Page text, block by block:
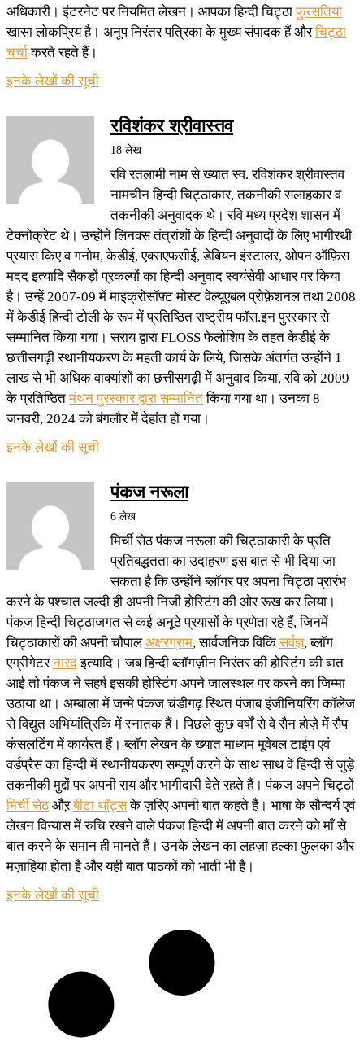
अधिकारी। इंटरनेट पर नियमित लेखन। आपका हिन्दी चिट्ठाफुरसतिया
खासा लोकप्रिय है। अनूप निरंतर पत्रिका के मुख्य संपादक हैं औरचिट्ठा
चर्चाकरते रहते हैं।
इनके लेखों की सूची
रविशंकर श्रीवास्तव
18 लेख
रवि रतलामी नाम से ख्यात स्व. रविशंकर श्रीवास्तव
नामचीन हिन्दी चिट्ठाकार, तकनीकी सलाहकार व
तकनीकी अनुवादक थे। रवि मध्य प्रदेश शासन में
टेक्नोक्रेट थे। उन्होंने लिनक्स तंत्रांशों के हिन्दी अनुवादों के लिए भागीरथी
प्रयास किए व गनोम, केडीई, एक्सएफसीई, डेबियन इंस्टालर, ओपन ऑफ़िस
मदद इत्यादि सैकड़ों प्रकल्पों का हिन्दी अनुवाद स्वयंसेवी आधार पर किया
है। उन्हें 2007-09 में माइक्रोसॉफ़्ट मोस्ट वेल्यूएबल प्रोफ़ेशनल तथा 2008
में केडीई हिन्दी टोली के रूप में प्रतिष्ठित राष्ट्रीय फॉस.इन पुरस्कार से
सम्मानित किया गया। सराय द्वारा FLOSS फेलोशिप के तहत केडीई के
छत्तीसगढ़ी स्थानीयकरण के महती कार्य के लिये, जिसके अंतर्गत उन्होंने 1
लाख से भी अधिक वाक्यांशों का छत्तीसगढ़ी में अनुवाद किया, रवि को 2009
के प्रतिष्ठितमंथन पुरस्कार द्वारा सम्मानितकिया गया था। उनका 8
जनवरी, 2024 को बंगलौर में देहांत हो गया।
इनके लेखों की सूची
पंकज नरूला
6 लेख
मिर्ची सेठ पंकज नरूला की चिट्ठाकारी के प्रति
प्रतिबद्धतता का उदाहरण इस बात से भी दिया जा
सकता है कि उन्होंने ब्लॉगर पर अपना चिट्ठा प्रारंभ
करने के पश्चात जल्दी ही अपनी निजी होस्टिंग की ओर रूख कर लिया।
पंकज हिन्दी चिट्ठाजगत से कई अनूठे प्रयासों के प्रणेता रहे हैं, जिनमें
चिट्ठाकारों की अपनी चौपालअक्षरग्राम, सार्वजनिक विकिसर्वज्ञ, ब्लॉग
एग्रीगेटरनारदइत्यादि। जब हिन्दी ब्लॉगज़ीन निरंतर की होस्टिंग की बात
आई तो पंकज ने सहर्ष इसकी होस्टिंग अपने जालस्थल पर करने का जिम्मा
उठाया था। अम्बाला में जन्मे पंकज चंडीगढ़ स्थित पंजाब इंजीनियरिंग कॉलेज
से विद्युत अभियांत्रिकि में स्नातक हैं। पिछले कुछ वर्षों से वे सैन होज़े में सैप
कंसलटिंग में कार्यरत हैं। ब्लॉग लेखन के ख्यात माध्यम मूवेबल टाईप एवं
वर्डप्रैस का हिन्दी में स्थानीयकरण सम्पूर्ण करने के साथ साथ वे हिन्दी से जुड़े
तकनीकी मुद्दों पर अपनी राय और भागीदारी देते रहते हैं। पंकज अपने चिट्ठों
मिर्ची सेठऔऱबीटा थॉट्सके ज़रिए अपनी बात कहते हैं। भाषा के सौन्दर्य एवं
लेखन विन्यास में रुचि रखने वाले पंकज हिन्दी में अपनी बात करने को माँ से
बात करने के समान ही मानते हैं। उनके लेखन का लहज़ा हल्का फुलका और
मज़ाहिया होता है और यही बात पाठकों को भाती भी है।
इनके लेखों की सूची